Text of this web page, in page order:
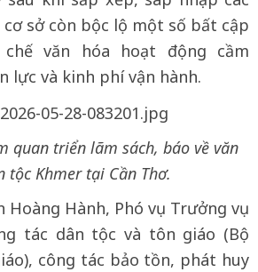
cơ sở còn bộc lộ một số bất cập
văn hóa hoạt động cầm
lực và kinh phí vận hành.
quan triển lãm sách, báo về văn
tộc Khmer tại Cần Thơ.
Hoàng Hành, Phó vụ Trưởng vụ
tác dân tộc và tôn giáo (Bộ
công tác bảo tồn, phát huy